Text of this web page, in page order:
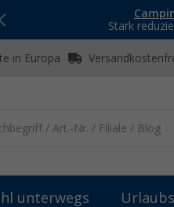
Stark
in Europa
unterwegs Urlaubs